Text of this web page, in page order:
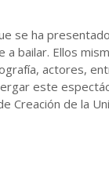
se ha
bailar. Ellos
actores,
este
Creación de la